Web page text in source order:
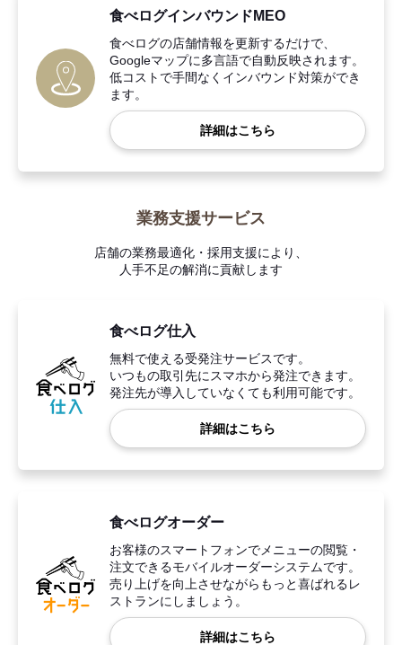
食べログインバウンドMEO
食べログの店舗情報を更新するだけで、
Googleマップに多言語で自動反映されます。
低コストで手間なくインバウンド対策ができ
ます。
詳細はこちら
業務支援サービス
店舗の業務最適化・採用支援により、
人手不足の解消に貢献します
食べログ仕入
無料で使える受発注サービスです。
いつもの取引先にスマホから発注できます。
発注先が導入していなくても利用可能です。
詳細はこちら
食べログオーダー
お客様のスマートフォンでメニューの閲覧・
注文できるモバイルオーダーシステムです。
売り上げを向上させながらもっと喜ばれるレ
ストランにしましょう。
詳細はこちら